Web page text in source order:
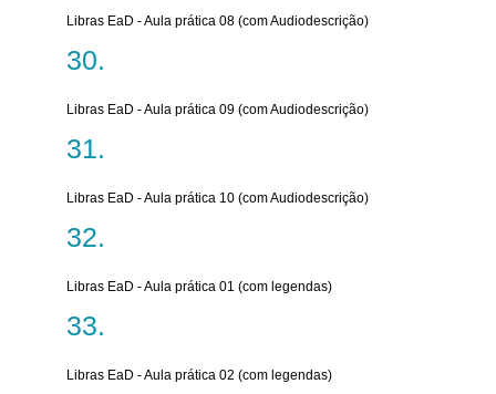
Libras EaD - Aula prática 08 (com Audiodescrição)
Libras EaD - Aula prática 09 (com Audiodescrição)
Libras EaD - Aula prática 10 (com Audiodescrição)
Libras EaD - Aula prática 01 (com legendas)
Libras EaD - Aula prática 02 (com legendas)